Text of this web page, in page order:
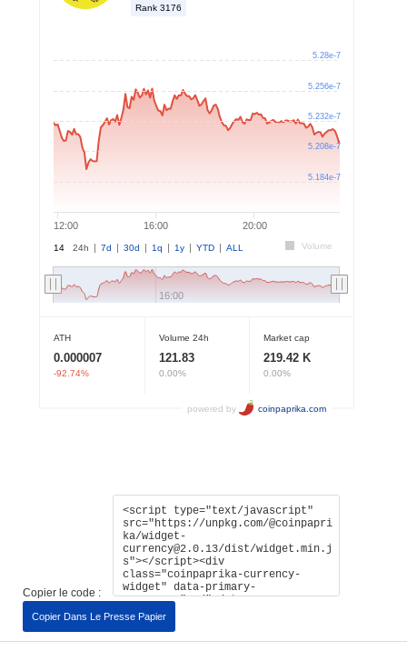
Copier le code :
Copier Dans Le Presse Papier